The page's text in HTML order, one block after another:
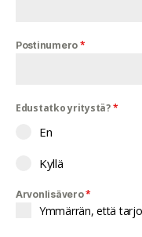
Postinumero *
Edustatko yritystä?*
En
Kyllä
Arvonlisävero*
Ymmärrän, että